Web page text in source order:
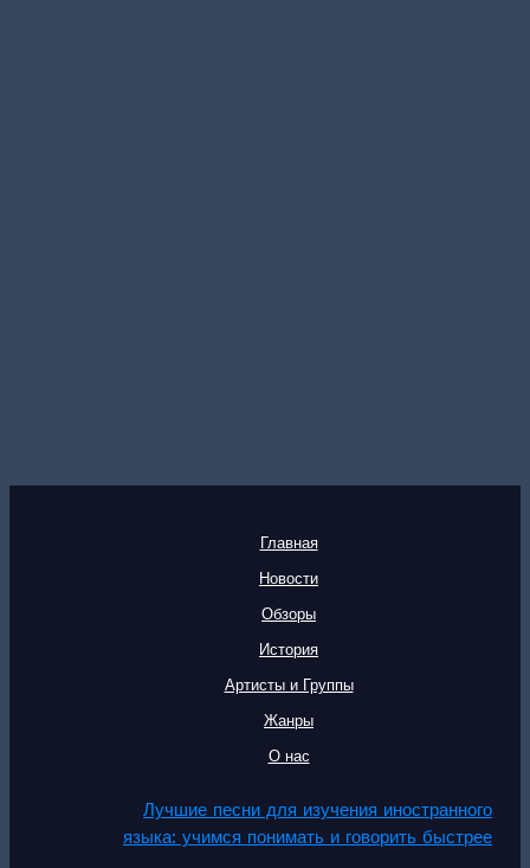
Главная
Новости
Обзоры
История
Артисты и Группы
Жанры
О нас
Лучшие песни для изучения иностранного
языка: учимся понимать и говорить быстрее